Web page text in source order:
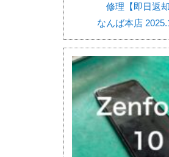
修理【即日返却
なんば本店